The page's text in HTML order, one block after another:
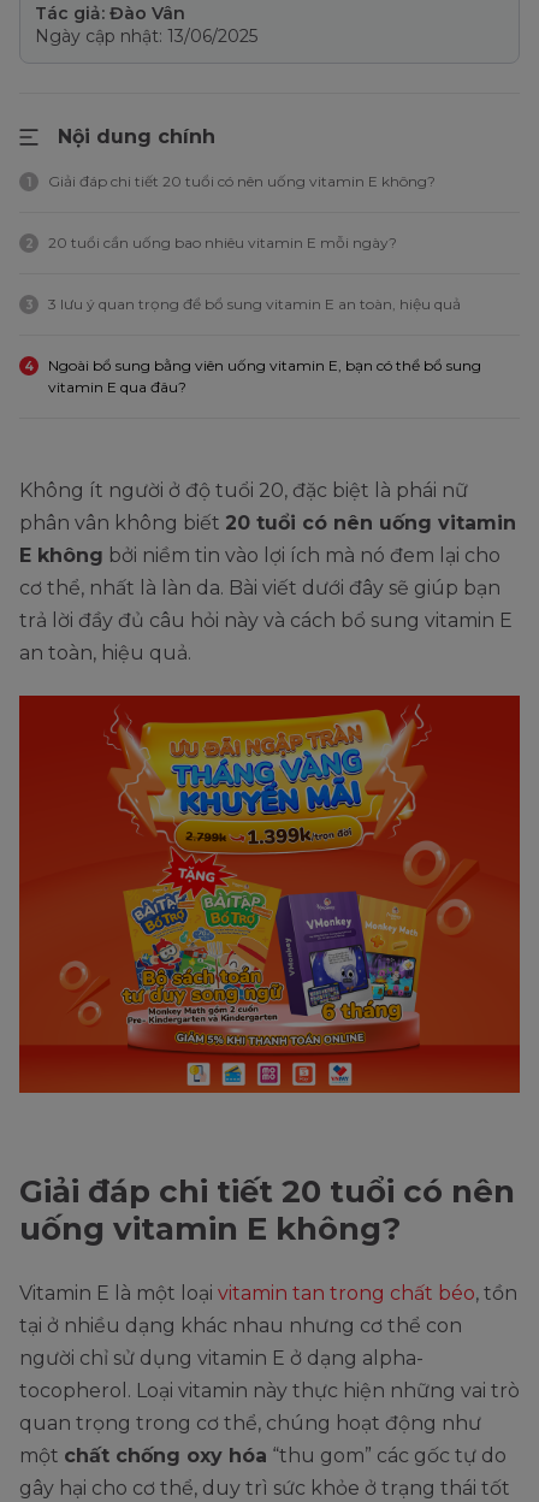
Tác giả: Đào Vân
Ngày cập nhật: 13/06/2025
Nội dung chính
1 Giải đáp chi tiết 20 tuổi có nên uống vitamin E không?
2 20 tuổi cần uống bao nhiêu vitamin E mỗi ngày?
3 3 lưu ý quan trọng để bổ sung vitamin E an toàn, hiệu quả
4
Ngoài bổ sung bằng viên uống vitamin E, bạn có thể bổ sung
vitamin E qua đâu?
Không ít người ở độ tuổi 20, đặc biệt là phái nữ
phân vân không biết 20 tuổi có nên uống vitamin
E không bởi niềm tin vào lợi ích mà nó đem lại cho
cơ thể, nhất là làn da. Bài viết dưới đây sẽ giúp bạn
trả lời đầy đủ câu hỏi này và cách bổ sung vitamin E
an toàn, hiệu quả.
Giải đáp chi tiết 20 tuổi có nên
uống vitamin E không?
Vitamin E là một loại vitamin tan trong chất béo, tồn
tại ở nhiều dạng khác nhau nhưng cơ thể con
người chỉ sử dụng vitamin E ở dạng alpha-
tocopherol. Loại vitamin này thực hiện những vai trò
quan trọng trong cơ thể, chúng hoạt động như
một chất chống oxy hóa “thu gom” các gốc tự do
gây hại cho cơ thể, duy trì sức khỏe ở trạng thái tốt